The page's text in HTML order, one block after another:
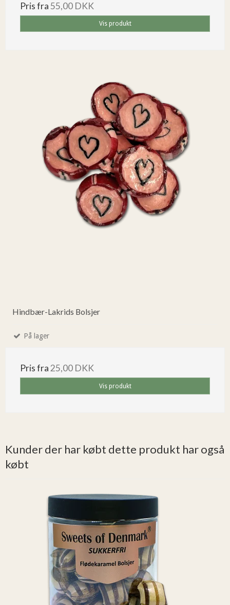
Pris fra55,00 DKK
Vis produkt
Hindbær-Lakrids Bolsjer
På lager
Pris fra25,00 DKK
Vis produkt
Kunder der har købt dette produkt har også
købt